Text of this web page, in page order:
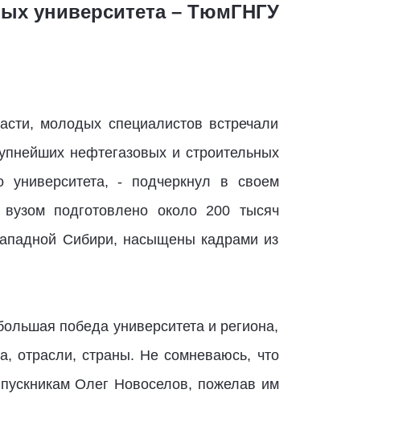
университета – ТюмГНГУ
молодых специалистов встречали
нефтегазовых и строительных
университета, - подчеркнул в своем
подготовлено около 200 тысяч
Сибири, насыщены кадрами из
победа университета и региона,
отрасли, страны. Не сомневаюсь, что
Олег Новоселов, пожелав им